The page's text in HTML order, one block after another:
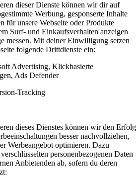
dieser Dienste können wir dir auf
Werbung, gesponserte Inhalte
für unsere Webseite oder Produkte
Surf- und Einkaufsverhalten anzeigen
messen. Mit deiner Einwilligung setzen
folgende Drittdienste ein:
Advertising, Klickbasierte
Ads Defender
Tracking
dieses Dienstes können wir den Erfolg
besser nachvollziehen,
Werbeangebot optimieren. Dazu
personenbezogenen Daten
Anbietenden ab, sofern du deren